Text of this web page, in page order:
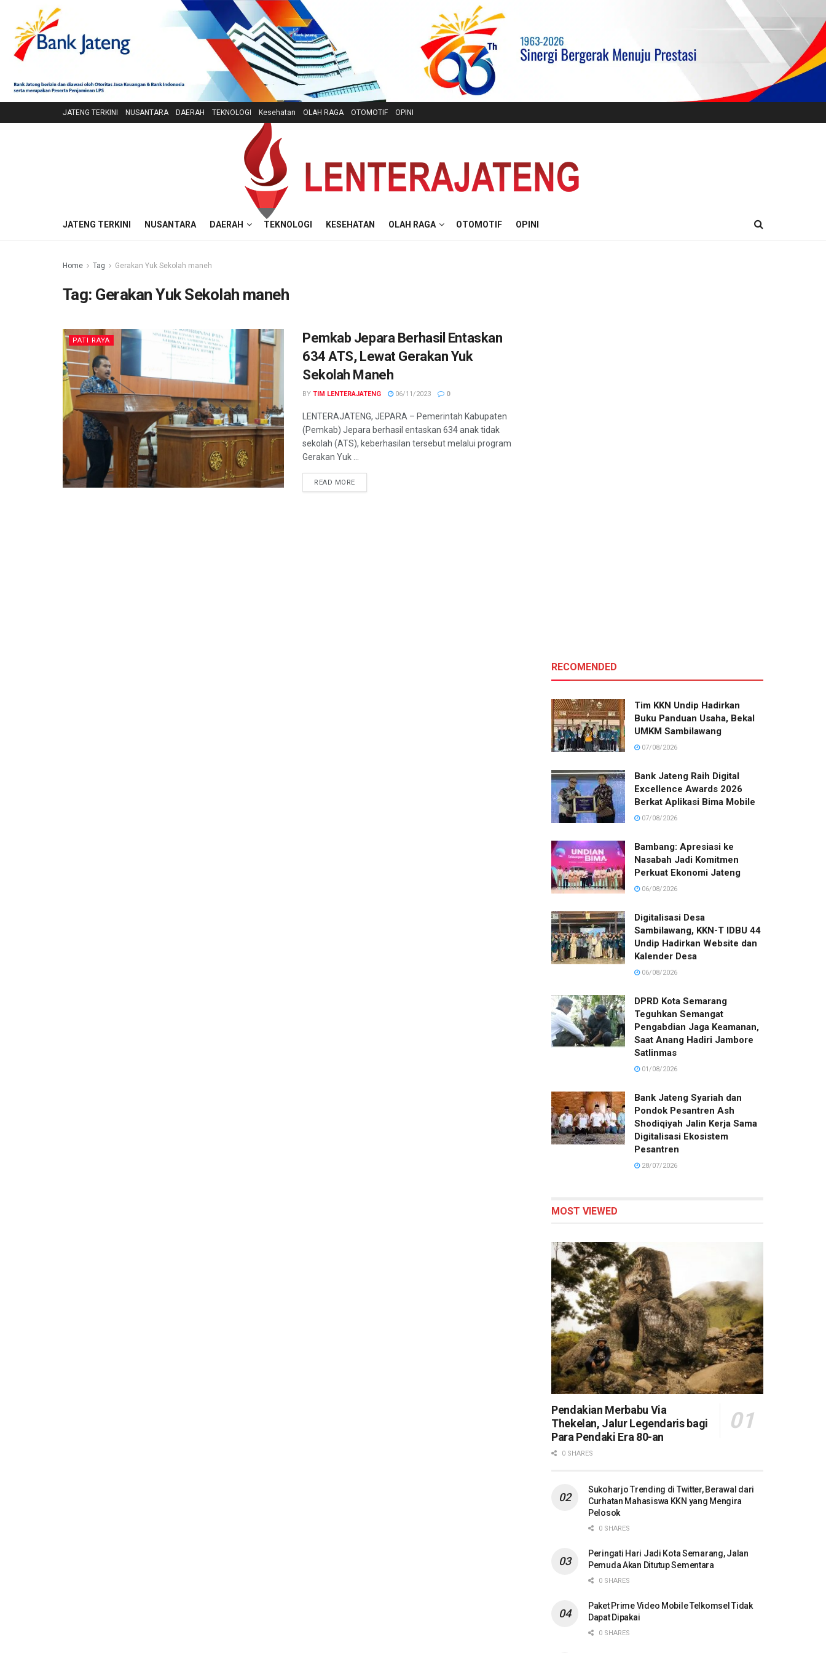
JATENG TERKINI NUSANTARA DAERAH TEKNOLOGI Kesehatan OLAH RAGA OTOMOTIF OPINI
JATENG TERKINI NUSANTARA DAERAH TEKNOLOGI KESEHATAN OLAH RAGA OTOMOTIF OPINI
Home Tag Gerakan Yuk Sekolah maneh
Tag: Gerakan Yuk Sekolah maneh
PATI RAYA
Pemkab Jepara Berhasil Entaskan
634 ATS, Lewat Gerakan Yuk
Sekolah Maneh
BY TIM LENTERAJATENG 06/11/2023 0
LENTERAJATENG, JEPARA – Pemerintah Kabupaten
(Pemkab) Jepara berhasil entaskan 634 anak tidak
sekolah (ATS), keberhasilan tersebut melalui program
Gerakan Yuk ...
READ MOREDETAILS
RECOMENDED
Tim KKN Undip Hadirkan
Buku Panduan Usaha, Bekal
UMKM Sambilawang
07/08/2026
Bank Jateng Raih Digital
Excellence Awards 2026
Berkat Aplikasi Bima Mobile
07/08/2026
Bambang: Apresiasi ke
Nasabah Jadi Komitmen
Perkuat Ekonomi Jateng
06/08/2026
Digitalisasi Desa
Sambilawang, KKN-T IDBU 44
Undip Hadirkan Website dan
Kalender Desa
06/08/2026
DPRD Kota Semarang
Teguhkan Semangat
Pengabdian Jaga Keamanan,
Saat Anang Hadiri Jambore
Satlinmas
01/08/2026
Bank Jateng Syariah dan
Pondok Pesantren Ash
Shodiqiyah Jalin Kerja Sama
Digitalisasi Ekosistem
Pesantren
28/07/2026
MOST VIEWED
Pendakian Merbabu Via
Thekelan, Jalur Legendaris bagi
Para Pendaki Era 80-an
0 SHARES
Sukoharjo Trending di Twitter, Berawal dari
Curhatan Mahasiswa KKN yang Mengira
Pelosok
0 SHARES
Peringati Hari Jadi Kota Semarang, Jalan
Pemuda Akan Ditutup Sementara
0 SHARES
Paket Prime Video Mobile Telkomsel Tidak
Dapat Dipakai
0 SHARES